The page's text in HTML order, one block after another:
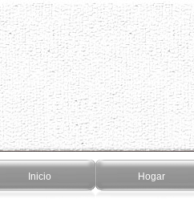
Inicio Hogar